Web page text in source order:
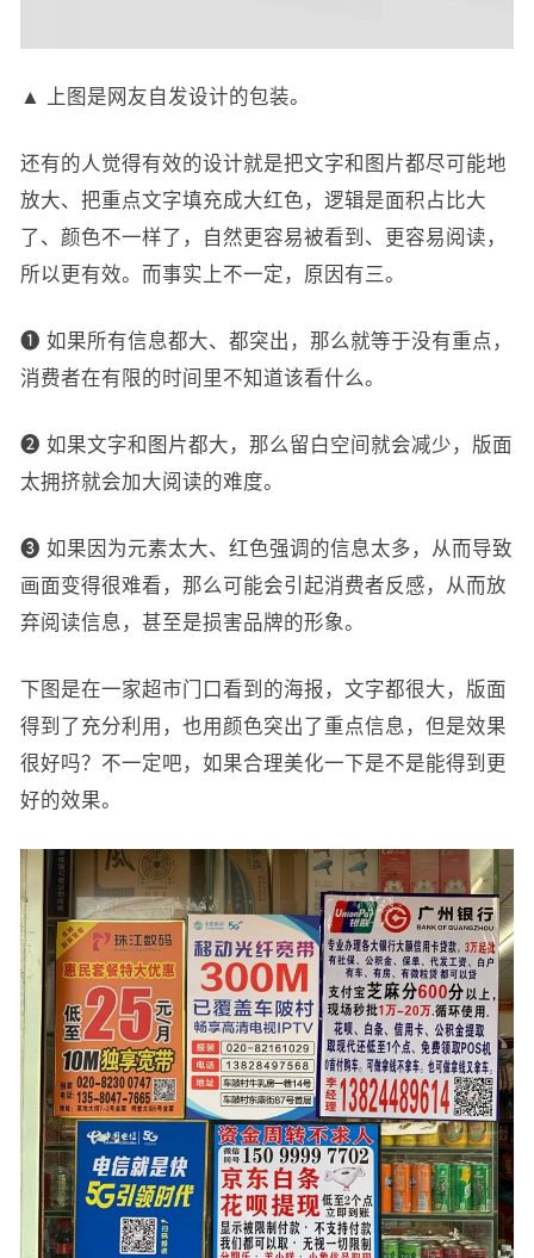
▲ 上图是网友自发设计的包装。
还有的人觉得有效的设计就是把文字和图片都尽可能地
放大、把重点文字填充成大红色，逻辑是面积占比大
了、颜色不一样了，自然更容易被看到、更容易阅读，
所以更有效。而事实上不一定，原因有三。
❶ 如果所有信息都大、都突出，那么就等于没有重点，
消费者在有限的时间里不知道该看什么。
❷ 如果文字和图片都大，那么留白空间就会减少，版面
太拥挤就会加大阅读的难度。
❸ 如果因为元素太大、红色强调的信息太多，从而导致
画面变得很难看，那么可能会引起消费者反感，从而放
弃阅读信息，甚至是损害品牌的形象。
下图是在一家超市门口看到的海报，文字都很大，版面
得到了充分利用，也用颜色突出了重点信息，但是效果
很好吗？不一定吧，如果合理美化一下是不是能得到更
好的效果。